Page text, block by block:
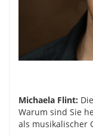
Michaela Flint:
Warum sind Sie
als musikalischer